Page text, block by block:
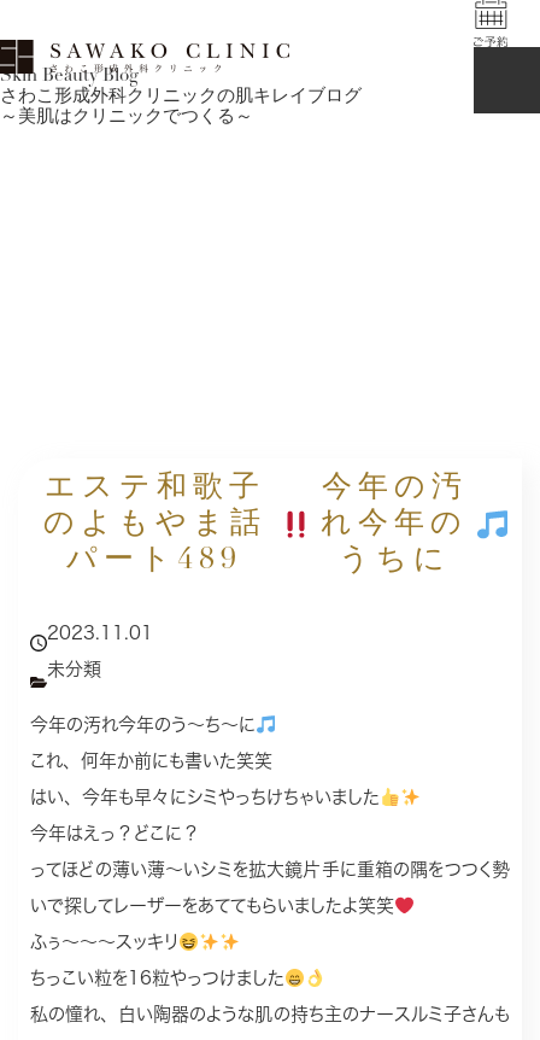
Skin Beauty Blog
さわこ形成外科クリニックの肌キレイブログ
～美肌はクリニックでつくる～
エステ和歌子
のよもやま話
パート489
今年の汚
れ今年の
うちに
2023.11.01
未分類
今年の汚れ今年のう〜ち〜に
これ、何年か前にも書いた笑笑
はい、今年も早々にシミやっちけちゃいました
今年はえっ？どこに？
ってほどの薄い薄〜いシミを拡大鏡片手に重箱の隅をつつく勢
いで探してレーザーをあててもらいましたよ笑笑
ふぅ〜〜〜スッキリ
ちっこい粒を16粒やっつけました
私の憧れ、白い陶器のような肌の持ち主のナースルミ子さんも